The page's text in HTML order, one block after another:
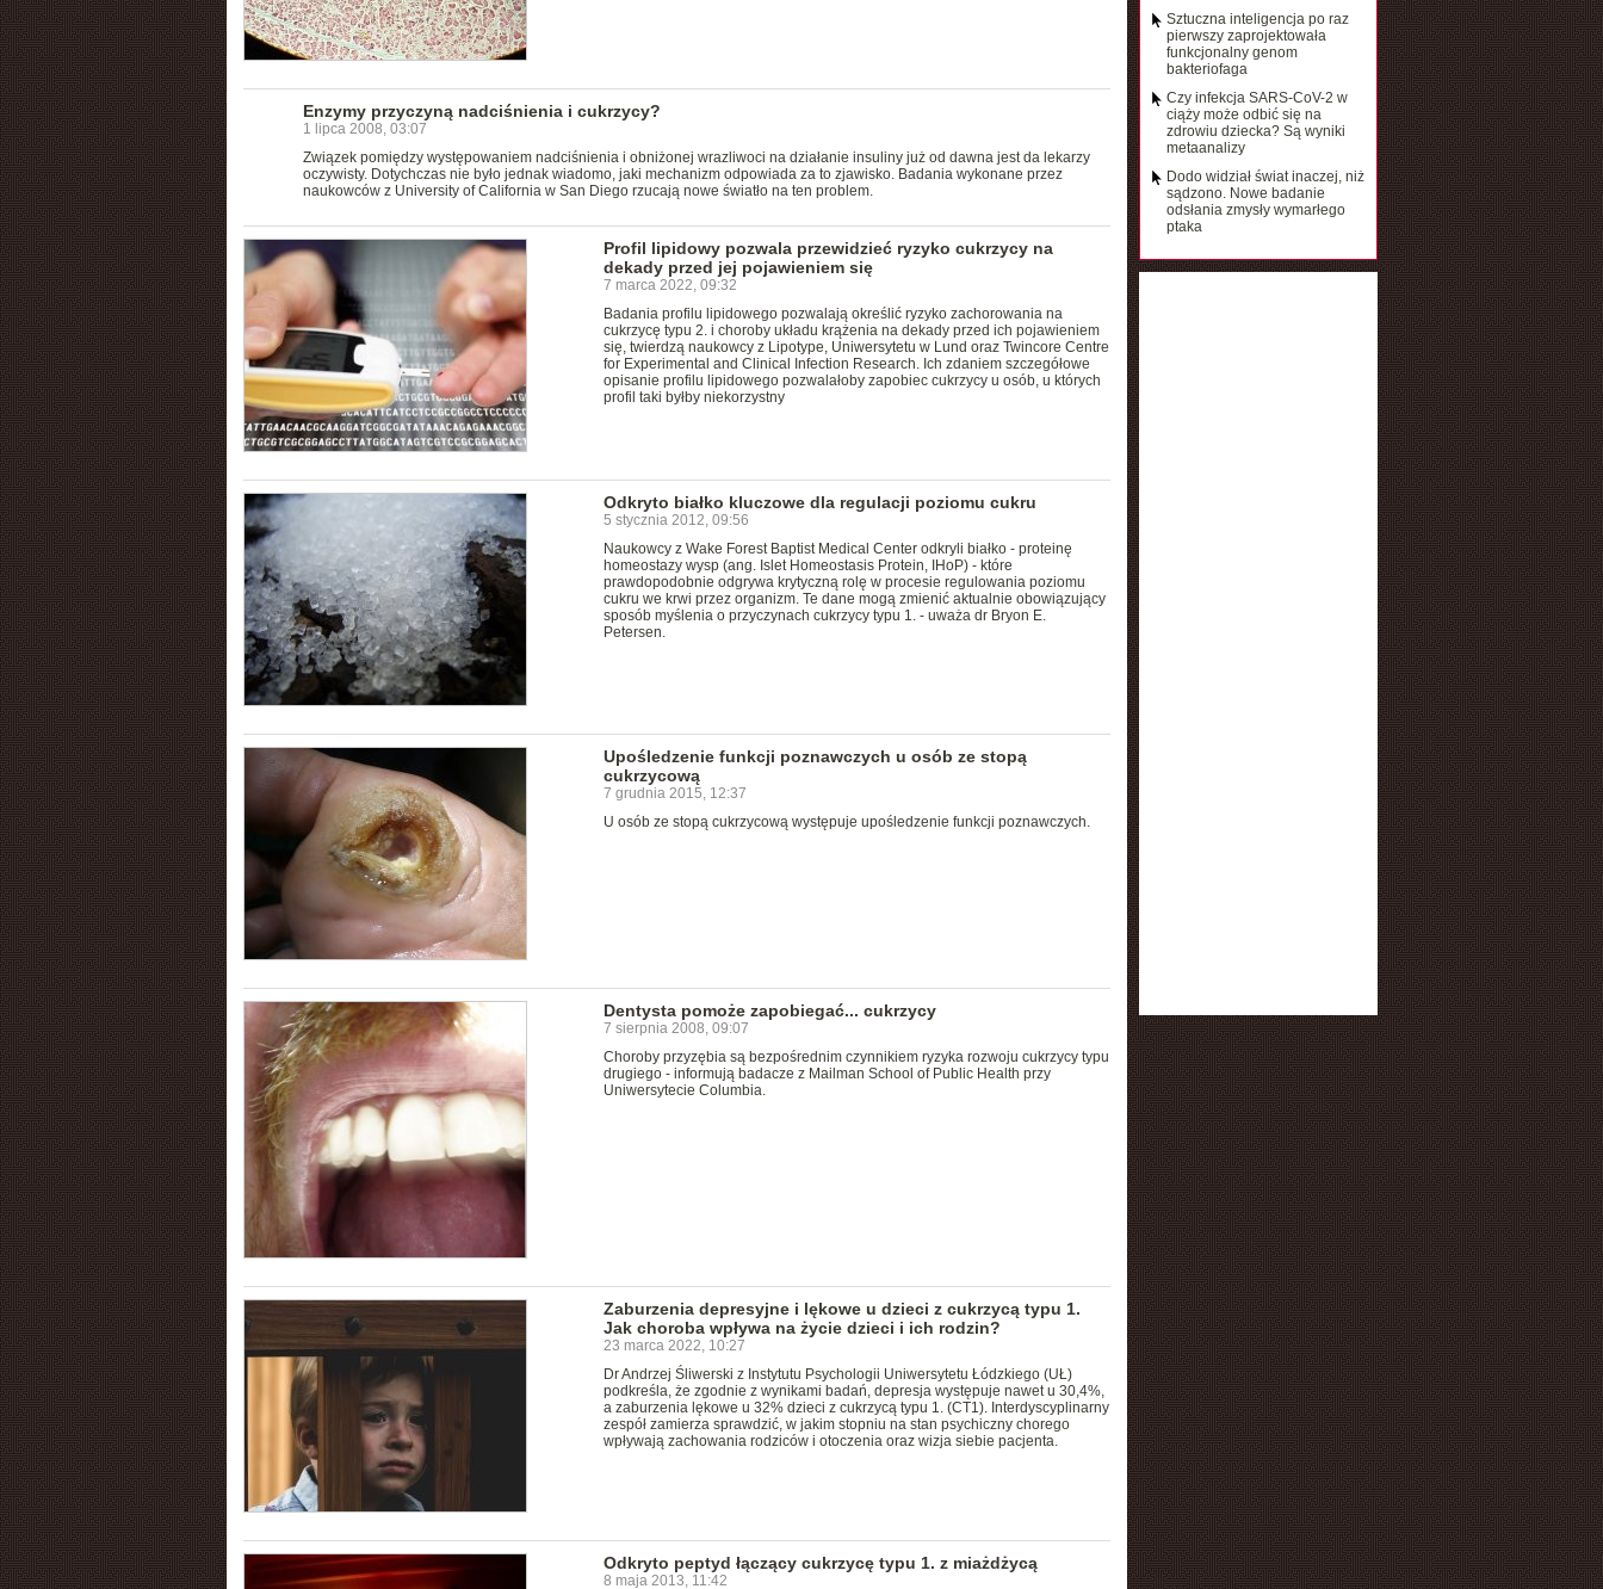
Enzymy przyczyną nadciśnienia i cukrzycy?
1 lipca 2008, 03:07
Związek pomiędzy występowaniem nadciśnienia i obniżonej wrazliwoci na działanie insuliny już od dawna jest da lekarzy
oczywisty. Dotychczas nie było jednak wiadomo, jaki mechanizm odpowiada za to zjawisko. Badania wykonane przez
naukowców z University of California w San Diego rzucają nowe światło na ten problem.
Profil lipidowy pozwala przewidzieć ryzyko cukrzycy na
dekady przed jej pojawieniem się
7 marca 2022, 09:32
Badania profilu lipidowego pozwalają określić ryzyko zachorowania na
cukrzycę typu 2. i choroby układu krążenia na dekady przed ich pojawieniem
się, twierdzą naukowcy z Lipotype, Uniwersytetu w Lund oraz Twincore Centre
for Experimental and Clinical Infection Research. Ich zdaniem szczegółowe
opisanie profilu lipidowego pozwalałoby zapobiec cukrzycy u osób, u których
profil taki byłby niekorzystny
Odkryto białko kluczowe dla regulacji poziomu cukru
5 stycznia 2012, 09:56
Naukowcy z Wake Forest Baptist Medical Center odkryli białko - proteinę
homeostazy wysp (ang. Islet Homeostasis Protein, IHoP) - które
prawdopodobnie odgrywa krytyczną rolę w procesie regulowania poziomu
cukru we krwi przez organizm. Te dane mogą zmienić aktualnie obowiązujący
sposób myślenia o przyczynach cukrzycy typu 1. - uważa dr Bryon E.
Petersen.
Upośledzenie funkcji poznawczych u osób ze stopą
cukrzycową
7 grudnia 2015, 12:37
U osób ze stopą cukrzycową występuje upośledzenie funkcji poznawczych.
Dentysta pomoże zapobiegać... cukrzycy
7 sierpnia 2008, 09:07
Choroby przyzębia są bezpośrednim czynnikiem ryzyka rozwoju cukrzycy typu
drugiego - informują badacze z Mailman School of Public Health przy
Uniwersytecie Columbia.
Zaburzenia depresyjne i lękowe u dzieci z cukrzycą typu 1.
Jak choroba wpływa na życie dzieci i ich rodzin?
23 marca 2022, 10:27
Dr Andrzej Śliwerski z Instytutu Psychologii Uniwersytetu Łódzkiego (UŁ)
podkreśla, że zgodnie z wynikami badań, depresja występuje nawet u 30,4%,
a zaburzenia lękowe u 32% dzieci z cukrzycą typu 1. (CT1). Interdyscyplinarny
zespół zamierza sprawdzić, w jakim stopniu na stan psychiczny chorego
wpływają zachowania rodziców i otoczenia oraz wizja siebie pacjenta.
Odkryto peptyd łączący cukrzycę typu 1. z miażdżycą
8 maja 2013, 11:42
Sztuczna inteligencja po raz
pierwszy zaprojektowała
funkcjonalny genom
bakteriofaga
Czy infekcja SARS-CoV-2 w
ciąży może odbić się na
zdrowiu dziecka? Są wyniki
metaanalizy
Dodo widział świat inaczej, niż
sądzono. Nowe badanie
odsłania zmysły wymarłego
ptaka